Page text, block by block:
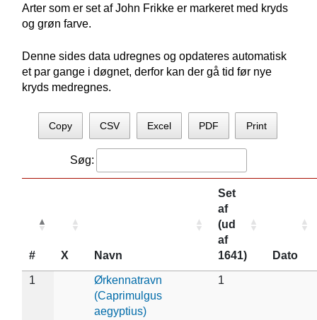
Arter som er set af John Frikke er markeret med kryds
og grøn farve.
Denne sides data udregnes og opdateres automatisk
et par gange i døgnet, derfor kan der gå tid før nye
kryds medregnes.
Copy CSV Excel PDF Print
Søg:
# X Navn
Set
af
(ud
af
1641)
Dato
1
Ørkennatravn
(Caprimulgus
aegyptius)
1